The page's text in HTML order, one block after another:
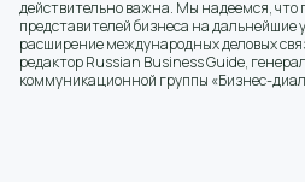
действительно важна. Мы надеемся, что
представителей бизнеса на дальнейшие
расширение международных деловых
редактор Russian Business Guide,
коммуникационной группы «Бизнес-